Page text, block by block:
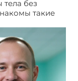
без
такие